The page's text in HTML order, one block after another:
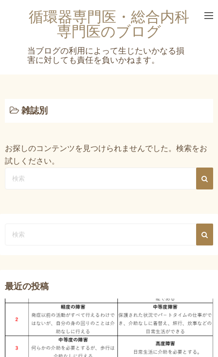
循環器専門医・総合内科
専門医のブログ
雑誌別
お探しのコンテンツを見つけられませんでした。検索をお
試しください。
最近の投稿